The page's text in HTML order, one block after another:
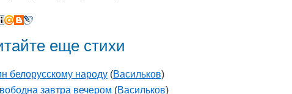
еще стихи
белорусскому народу (Васильков)
завтра вечером (Васильков)